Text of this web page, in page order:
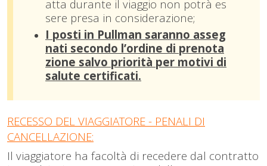
atta durante il viaggio non potrà es
sere presa in considerazione;
I posti in Pullman saranno asseg
nati secondo l’ordine di prenota
zione salvo priorità per motivi di
salute certificati.
RECESSO DEL VIAGGIATORE - PENALI DI
CANCELLAZIONE:
Il viaggiatore ha facoltà di recedere dal contratto